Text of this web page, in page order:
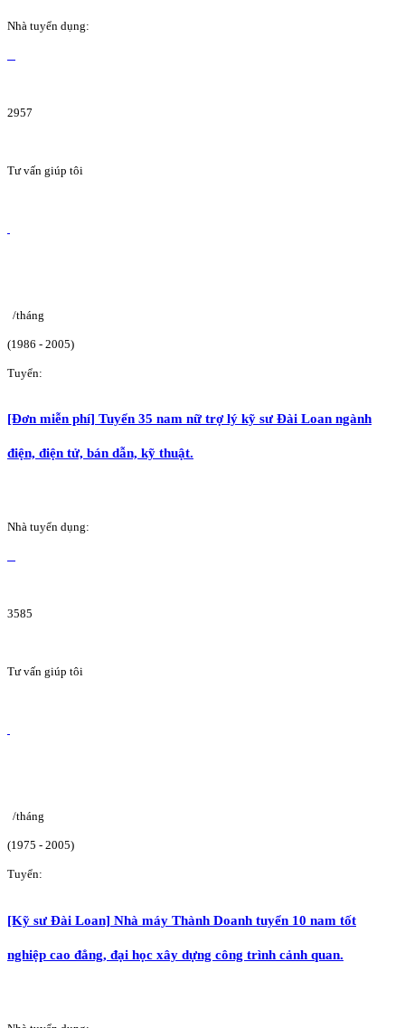
Nhà tuyển dụng:
2957
Tư vấn giúp tôi
/tháng
(1986 - 2005)
Tuyển:
[Đơn miễn phí] Tuyển 35 nam nữ trợ lý kỹ sư Đài Loan ngành
điện, điện tử, bán dẫn, kỹ thuật.
Nhà tuyển dụng:
3585
Tư vấn giúp tôi
/tháng
(1975 - 2005)
Tuyển:
[Kỹ sư Đài Loan] Nhà máy Thành Doanh tuyển 10 nam tốt
nghiệp cao đẳng, đại học xây dựng công trình cảnh quan.